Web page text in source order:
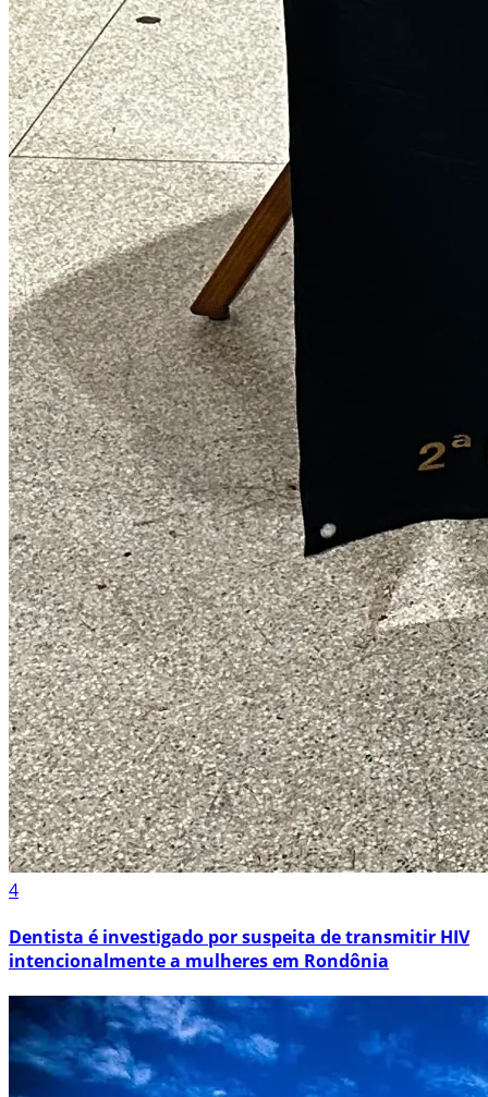
4
Dentista é investigado por suspeita de transmitir HIV
intencionalmente a mulheres em Rondônia